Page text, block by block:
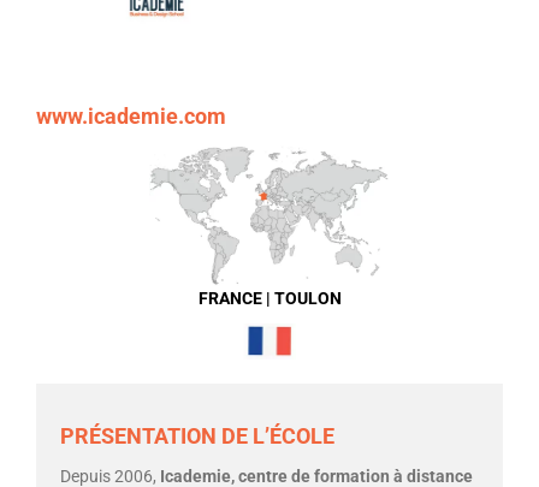
www.icademie.com
FRANCE | TOULON
PRÉSENTATION DE L’ÉCOLE
Depuis 2006, Icademie, centre de formation à distance